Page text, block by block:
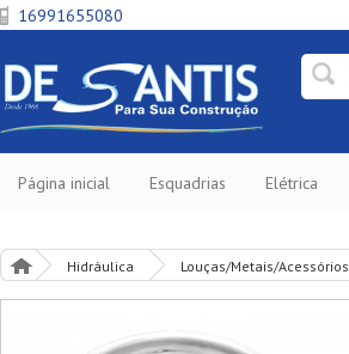
16991655080
Página inicial Esquadrias Elétrica
Hidráulica Louças/Metais/Acessórios